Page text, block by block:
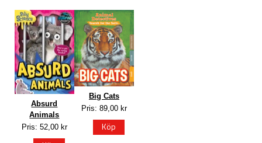
Absurd
Animals
Pris: 52,00 kr
Big Cats
Pris: 89,00 kr
Köp